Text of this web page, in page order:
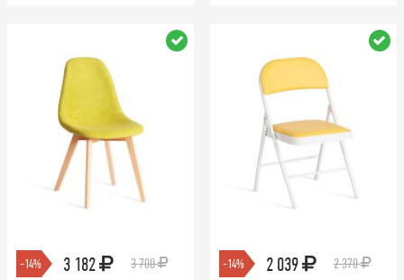
-14% 3 182 3 700 -14% 2 039 2 370